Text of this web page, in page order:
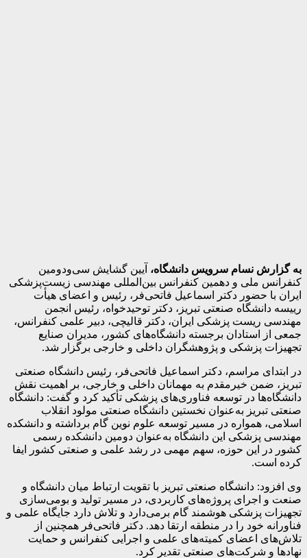
به گزارش نسام سرویس دانشگاه، آیین گشایش سی‌ودومین
کنفرانس ملی و دهمین کنفرانس بین‌المللی مهندسی زیست‌پزشکی
ایران با حضور دکتر اسماعیل فاتحی‌فر، رئیس و اعضای هیأت
رییسه دانشگاه صنعتی تبریز، دکتر توحیدخواه، رئیس انجمن
مهندسی ریست پزشکی ایران، دکتر قالیچی، دبیر علمی کنفرانس،
جمعی از استادان برجسته دانشگاه‌های کشور، مدیران صنایع
تجهیزات پزشکی و پژوهشگران داخلی و خارجی برگزار شد.
در ابتدای مراسم، دکتر اسماعیل فاتحی‌فر، رئیس دانشگاه صنعتی
تبریز، ضمن خیرمقدم به مهمانان داخلی و خارجی، بر اهمیت نقش
دانشگاه‌ها در توسعه فناوری‌های پزشکی تأکید کرد و گفت: دانشگاه
صنعتی تبریز به‌عنوان نخستین دانشگاه صنعتی مولود انقلاب
اسلامی، همواره در مسیر توسعه علوم نوین گام برداشته و دانشکده
مهندسی پزشکی این دانشگاه به‌عنوان دومین دانشکده رسمی
کشور در این حوزه، سهم مهمی در رشد علمی و صنعتی کشور ایفا
کرده است.
وی افزود: دانشگاه صنعتی تبریز با تقویت ارتباط میان دانشگاه و
صنعت و اجرای پروژه‌های کاربردی، در مسیر تولید و بومی‌سازی
تجهیزات پزشکی هوشمند گام برمی‌دارد و تلاش دارد جایگاه علمی و
فناورانه خود را در منطقه ارتقا دهد. دکتر فاتحی‌فر همچنین از
تلاش‌های اعضای کمیته‌های علمی و اجرایی کنفرانس و حمایت
نهادها و شرکت‌های صنعتی تقدیر کرد.